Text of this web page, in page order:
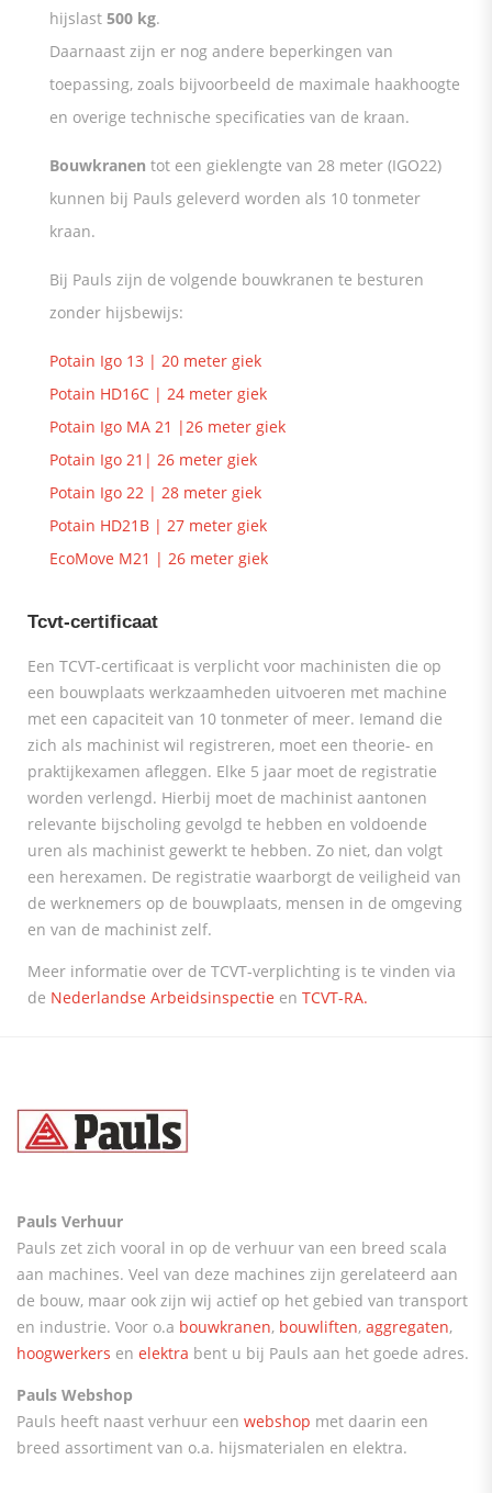
hijslast 500 kg.
Daarnaast zijn er nog andere beperkingen van
toepassing, zoals bijvoorbeeld de maximale haakhoogte
en overige technische specificaties van de kraan.
Bouwkranen tot een gieklengte van 28 meter (IGO22)
kunnen bij Pauls geleverd worden als 10 tonmeter
kraan.
Bij Pauls zijn de volgende bouwkranen te besturen
zonder hijsbewijs:
Potain Igo 13 | 20 meter giek
Potain HD16C | 24 meter giek
Potain Igo MA 21 |26 meter giek
Potain Igo 21| 26 meter giek
Potain Igo 22 | 28 meter giek
Potain HD21B | 27 meter giek
EcoMove M21 | 26 meter giek
Tcvt-certificaat
Een TCVT-certificaat is verplicht voor machinisten die op
een bouwplaats werkzaamheden uitvoeren met machine
met een capaciteit van 10 tonmeter of meer. Iemand die
zich als machinist wil registreren, moet een theorie- en
praktijkexamen afleggen. Elke 5 jaar moet de registratie
worden verlengd. Hierbij moet de machinist aantonen
relevante bijscholing gevolgd te hebben en voldoende
uren als machinist gewerkt te hebben. Zo niet, dan volgt
een herexamen. De registratie waarborgt de veiligheid van
de werknemers op de bouwplaats, mensen in de omgeving
en van de machinist zelf.
Meer informatie over de TCVT-verplichting is te vinden via
de Nederlandse Arbeidsinspectie en TCVT-RA.
Pauls Verhuur
Pauls zet zich vooral in op de verhuur van een breed scala
aan machines. Veel van deze machines zijn gerelateerd aan
de bouw, maar ook zijn wij actief op het gebied van transport
en industrie. Voor o.a bouwkranen, bouwliften, aggregaten,
hoogwerkers en elektra bent u bij Pauls aan het goede adres.
Pauls Webshop
Pauls heeft naast verhuur een webshop met daarin een
breed assortiment van o.a. hijsmaterialen en elektra.